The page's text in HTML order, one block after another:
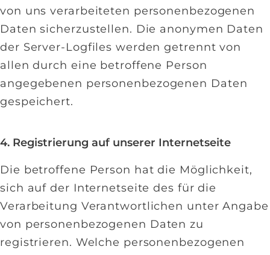
von uns verarbeiteten personenbezogenen
Daten sicherzustellen. Die anonymen Daten
der Server-Logfiles werden getrennt von
allen durch eine betroffene Person
angegebenen personenbezogenen Daten
gespeichert.
4. Registrierung auf unserer Internetseite
Die betroffene Person hat die Möglichkeit,
sich auf der Internetseite des für die
Verarbeitung Verantwortlichen unter Angabe
von personenbezogenen Daten zu
registrieren. Welche personenbezogenen